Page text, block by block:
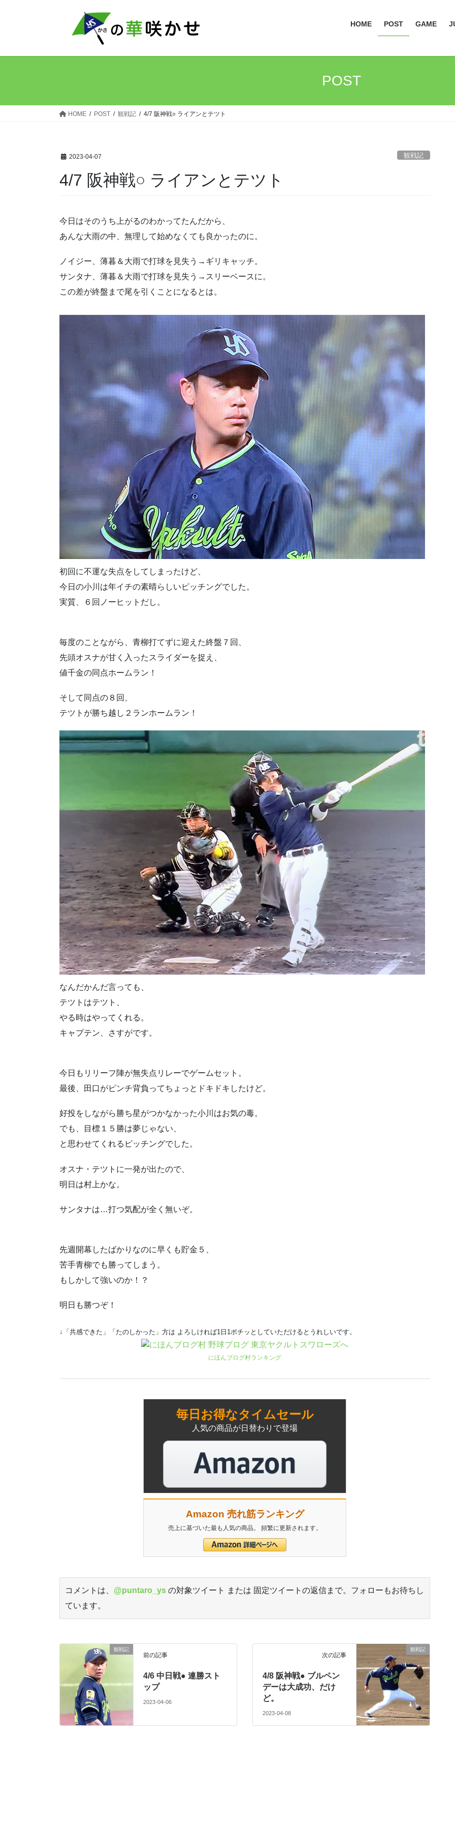
ツ
シ
HOME POST GAME
POST
HOME POST 観戦記 4/7 阪神戦○ ライアンとテツト
2023-04-07 観戦記
4/7 阪神戦○ ライアンとテツト
今日はそのうち上がるのわかってたんだから、
あんな大雨の中、無理して始めなくても良かったのに。
ノイジー、薄暮＆大雨で打球を見失う→ギリキャッチ。
サンタナ、薄暮＆大雨で打球を見失う→スリーベースに。
この差が終盤まで尾を引くことになるとは。
初回に不運な失点をしてしまったけど、
今日の小川は年イチの素晴らしいピッチングでした。
実質、６回ノーヒットだし。
毎度のことながら、青柳打てずに迎えた終盤７回、
先頭オスナが甘く入ったスライダーを捉え、
値千金の同点ホームラン！
そして同点の８回、
テツトが勝ち越し２ランホームラン！
なんだかんだ言っても、
テツトはテツト、
やる時はやってくれる。
キャプテン、さすがです。
今日もリリーフ陣が無失点リレーでゲームセット。
最後、田口がピンチ背負ってちょっとドキドキしたけど。
好投をしながら勝ち星がつかなかった小川はお気の毒。
でも、目標１５勝は夢じゃない、
と思わせてくれるピッチングでした。
オスナ・テツトに一発が出たので、
明日は村上かな。
サンタナは…打つ気配が全く無いぞ。
先週開幕したばかりなのに早くも貯金５、
苦手青柳でも勝ってしまう。
もしかして強いのか！？
明日も勝つぞ！
↓「共感できた」「たのしかった」方は よろしければ1日1ポチッとしていただけるとうれしいです。
にほんブログ村ランキング
毎日お得なタイムセール
人気の商品が日替わりで登場
Amazon 売れ筋ランキング
売上に基づいた最も人気の商品。 頻繁に更新されます。
コメントは、 @puntaro_ys の対象ツイート または 固定ツイートの返信まで。フォローもお待ちし
ています。
っちでもいいんだけどね。(Swallow Blog)
観戦記
前の記事
4/6 中日戦● 連勝スト
ップ
2023-04-06
観戦記
次の記事
4/8 阪神戦● ブルペン
デーは大成功、だけ
ど。
2023-04-08